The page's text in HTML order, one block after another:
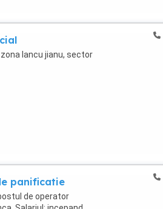
Iancu jianu, sector
panificatie
de operator